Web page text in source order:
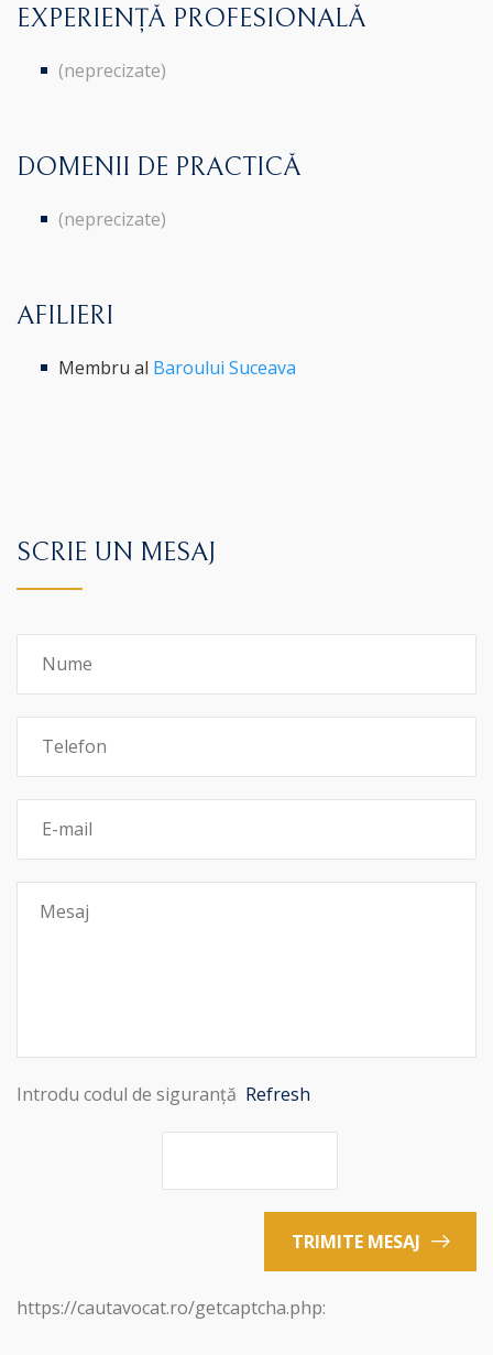
EXPERIENȚĂ PROFESIONALĂ
(neprecizate)
DOMENII DE PRACTICĂ
(neprecizate)
AFILIERI
Membru al Baroului Suceava
SCRIE UN MESAJ
Introdu codul de siguranță Refresh
TRIMITE MESAJ
https://cautavocat.ro/getcaptcha.php: